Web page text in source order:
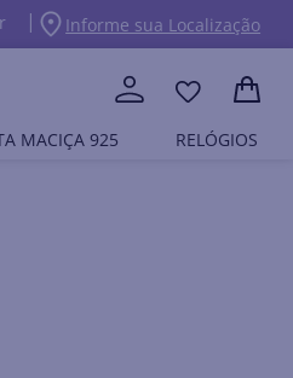
Informe sua Localização
MACIÇA 925 RELÓGIOS